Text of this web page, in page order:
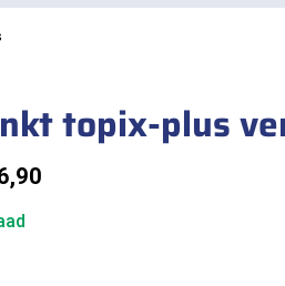
topix-plus
Huidige
6,0x40 voldraad torx t-30